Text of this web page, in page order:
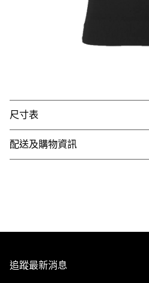
尺寸表
配送及購物資訊
3. 全館商品皆享有七天無條件退
追蹤最新消息